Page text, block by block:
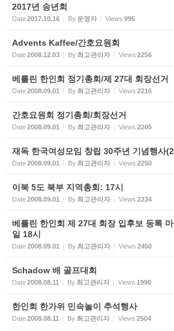
2017년 송년회
Date2017.10.16 By 운영자 Views 995
Advents Kaffee/간호요원회
Date2008.12.03 By 최고관리자 Views 2256
베를린 한인회 정기총회/제 27대 회장선거
Date2008.09.01 By 최고관리자 Views 2216
간호요원회 정기총회/회장선거
Date2008.09.01 By 최고관리자 Views 2205
재독 한국여성모임 창립 30주년 기념행사
Date2008.09.01 By 최고관리자 Views 2250
이북 5도 북부 지역총회: 17시
Date2008.09.01 By 최고관리자 Views 2234
베를린 한인회 제 27대 회장 입후보 등록
일 18시
Date2008.09.01 By 최고관리자 Views 2450
Schadow 배 골프대회
Date2008.08.11 By 최고관리자 Views 1990
한인회 한가위 민속놀이 추석행사
Date2008.08.11 By 최고관리자 Views 2504